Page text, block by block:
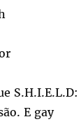
E gay